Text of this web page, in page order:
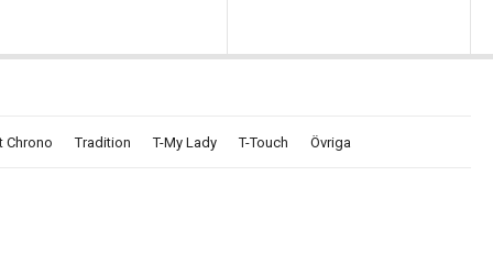
Chrono Tradition T-My Lady T-Touch Övriga